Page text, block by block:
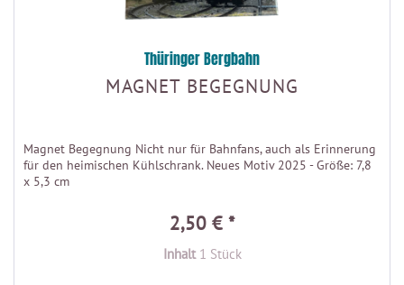
Thüringer Bergbahn
MAGNET BEGEGNUNG
Magnet Begegnung Nicht nur für Bahnfans, auch als Erinnerung
für den heimischen Kühlschrank. Neues Motiv 2025 - Größe: 7,8
x 5,3 cm
2,50 € *
Inhalt 1 Stück